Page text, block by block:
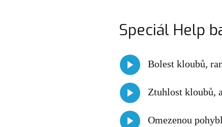
Speciál Help
Bolest kloubů,
Ztuhlost kloubů,
Omezenou